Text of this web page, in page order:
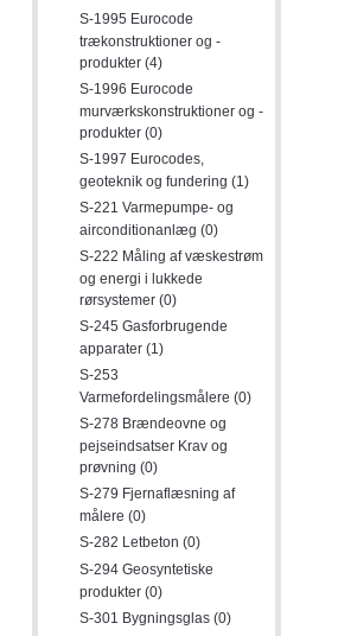
S-1995 Eurocode
trækonstruktioner og -
produkter (4)
S-1996 Eurocode
murværkskonstruktioner og -
produkter (0)
S-1997 Eurocodes,
geoteknik og fundering (1)
S-221 Varmepumpe- og
airconditionanlæg (0)
S-222 Måling af væskestrøm
og energi i lukkede
rørsystemer (0)
S-245 Gasforbrugende
apparater (1)
S-253
Varmefordelingsmålere (0)
S-278 Brændeovne og
pejseindsatser Krav og
prøvning (0)
S-279 Fjernaflæsning af
målere (0)
S-282 Letbeton (0)
S-294 Geosyntetiske
produkter (0)
S-301 Bygningsglas (0)